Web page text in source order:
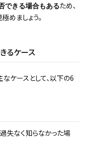
できる場合もあるため、
めましょう。
るケース
ケースとして、以下の6
失なく知らなかった場